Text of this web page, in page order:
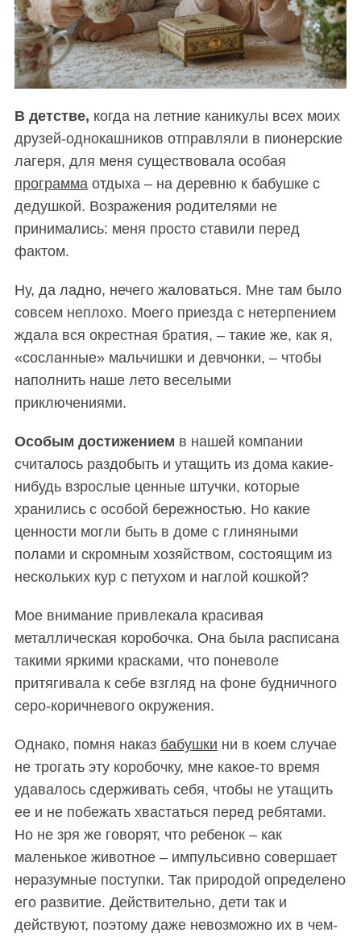
В детстве, когда на летние каникулы всех моих
друзей-однокашников отправляли в пионерские
лагеря, для меня существовала особая
программаотдыха – на деревню к бабушке с
дедушкой. Возражения родителями не
принимались: меня просто ставили перед
фактом.
Ну, да ладно, нечего жаловаться. Мне там было
совсем неплохо. Моего приезда с нетерпением
ждала вся окрестная братия, – такие же, как я,
«сосланные» мальчишки и девчонки, – чтобы
наполнить наше лето веселыми
приключениями.
Особым достижением в нашей компании
считалось раздобыть и утащить из дома какие-
нибудь взрослые ценные штучки, которые
хранились с особой бережностью. Но какие
ценности могли быть в доме с глиняными
полами и скромным хозяйством, состоящим из
нескольких кур с петухом и наглой кошкой?
Мое внимание привлекала красивая
металлическая коробочка. Она была расписана
такими яркими красками, что поневоле
притягивала к себе взгляд на фоне будничного
серо-коричневого окружения.
Однако, помня наказ бабушки ни в коем случае
не трогать эту коробочку, мне какое-то время
удавалось сдерживать себя, чтобы не утащить
ее и не побежать хвастаться перед ребятами.
Но не зря же говорят, что ребенок – как
маленькое животное – импульсивно совершает
неразумные поступки. Так природой определено
его развитие. Действительно, дети так и
действуют, поэтому даже невозможно их в чем-